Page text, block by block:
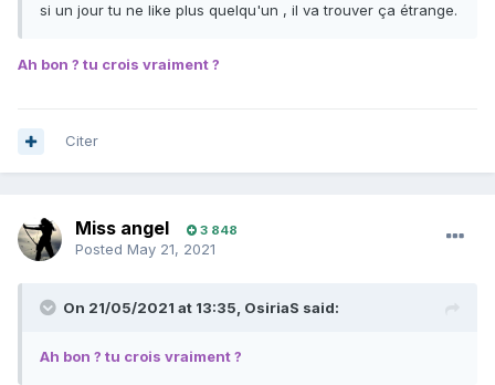
si un jour tu ne like plus quelqu'un , il va trouver ça étrange.
Ah bon ? tu crois vraiment ?
Citer
Miss angel 3 848
Posted May 21, 2021
On 21/05/2021 at 13:35, OsiriaS said:
Ah bon ? tu crois vraiment ?